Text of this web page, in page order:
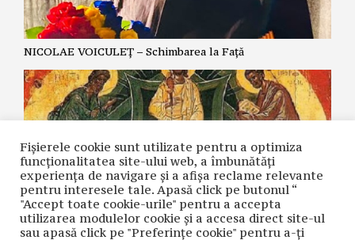
NICOLAE VOICULEȚ – Schimbarea la Față
MIRCEA VINTILESCU – Schimbarea la Față a Domnului
Fișierele cookie sunt utilizate pentru a optimiza
funcţionalitatea site-ului web, a îmbunătăţi
experienţa de navigare şi a afişa reclame relevante
pentru interesele tale. Apasă click pe butonul “
"Accept toate cookie-urile" pentru a accepta
utilizarea modulelor cookie şi a accesa direct site-ul
sau apasă click pe "Preferințe cookie" pentru a-ţi